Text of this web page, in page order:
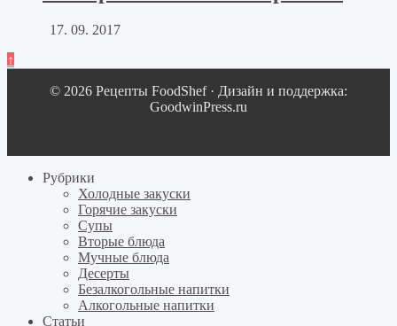
17. 09. 2017
↑
© 2026 Рецепты FoodShef · Дизайн и поддержка:
GoodwinPress.ru
Рубрики
Холодные закуски
Горячие закуски
Супы
Вторые блюда
Мучные блюда
Десерты
Безалкогольные напитки
Алкогольные напитки
Статьи